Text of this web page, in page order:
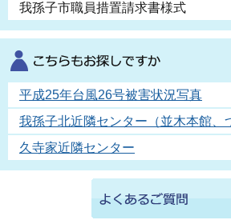
我孫子市職員措置請求書様式
平成25年台風26号被害状況写真
我孫子北近隣センター（並木本館、
久寺家近隣センター